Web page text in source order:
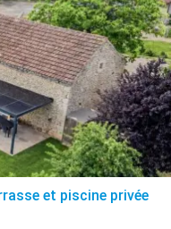
et piscine privée